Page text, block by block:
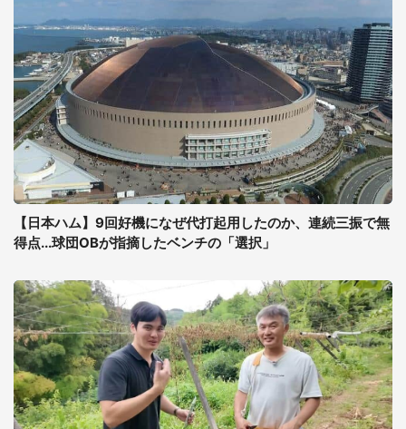
【日本ハム】9回好機になぜ代打起用したのか、連続三振で無
得点...球団OBが指摘したベンチの「選択」